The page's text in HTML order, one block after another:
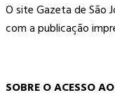
O site Gazeta de São
com a publicação
SOBRE O ACESSO